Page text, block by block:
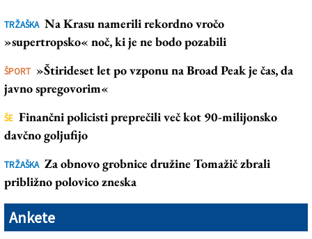
TRŽAŠKA Na Krasu namerili rekordno vročo
»supertropsko« noč, ki je ne bodo pozabili
ŠPORT »Štirideset let po vzponu na Broad Peak je čas, da
javno spregovorim«
ŠE Finančni policisti preprečili več kot 90-milijonsko
davčno goljufijo
TRŽAŠKA Za obnovo grobnice družine Tomažič zbrali
približno polovico zneska
Ankete